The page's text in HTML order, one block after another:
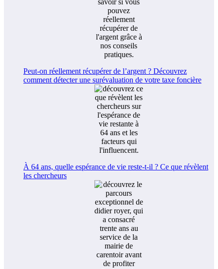
Peut-on réellement récupérer de l’argent ? Découvrez
comment détecter une surévaluation de votre taxe foncière
À 64 ans, quelle espérance de vie reste-t-il ? Ce que révèlent
les chercheurs